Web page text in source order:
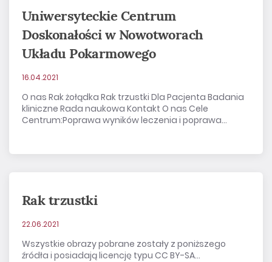
Uniwersyteckie Centrum
Doskonałości w Nowotworach
Układu Pokarmowego
16.04.2021
O nas Rak żołądka Rak trzustki Dla Pacjenta Badania
kliniczne Rada naukowa Kontakt O nas Cele
Centrum:Poprawa wyników leczenia i poprawa...
Rak trzustki
22.06.2021
Wszystkie obrazy pobrane zostały z poniższego
źródła i posiadają licencję typu CC BY-SA...